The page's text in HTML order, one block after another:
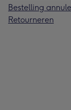
Bestelling
Retourneren